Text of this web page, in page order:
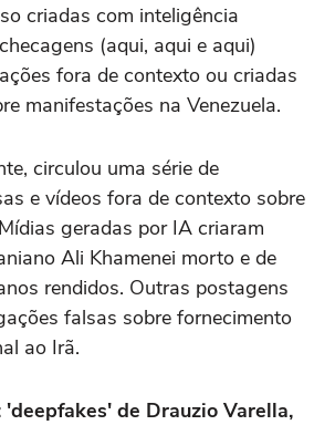
criadas com inteligência
(aqui, aqui e aqui)
fora de contexto ou criadas
manifestações na Venezuela.
circulou uma série de
e vídeos fora de contexto sobre
geradas por IA criaram
Ali Khamenei morto e de
rendidos. Outras postagens
falsas sobre fornecimento
ao Irã.
de Drauzio Varella,